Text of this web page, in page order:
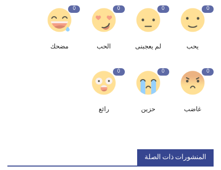
0
يحب
0
لم يعجبنى
0
الحب
0
مضحك
0
غاضب
0
حزين
0
رائع
المنشورات ذات الصلة